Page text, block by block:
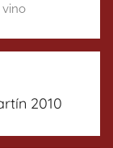
vino
2010